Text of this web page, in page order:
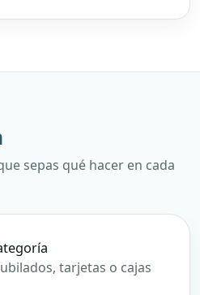
sepas qué hacer en cada
tarjetas o cajas